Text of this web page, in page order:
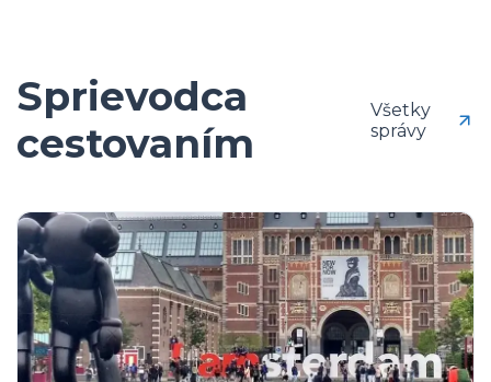
Sprievodca
cestovaním
Všetky
správy